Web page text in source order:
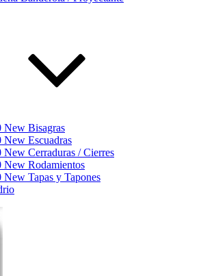
New Bisagras
New Escuadras
New Cerraduras / Cierres
New Rodamientos
New Tapas y Tapones